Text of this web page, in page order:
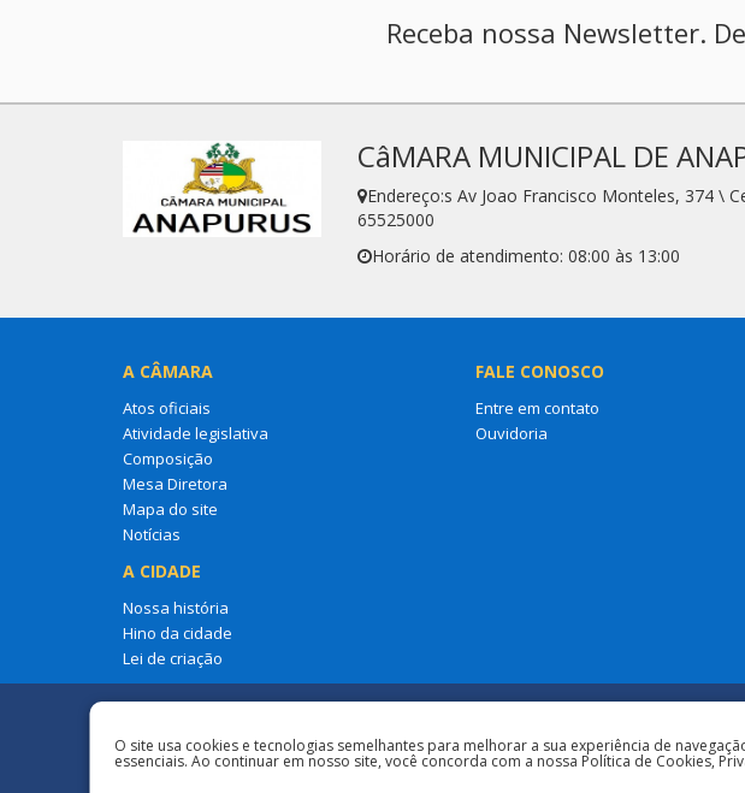
Receba nossa Newsletter.
CâMARA MUNICIPAL DE
Endereço:s Av Joao Francisco Monteles, 374 \
65525000
Horário de atendimento: 08:00 às 13:00
A CÂMARA
Atos oficiais
Atividade legislativa
Composição
Mesa Diretora
Mapa do site
Notícias
A CIDADE
Nossa história
Hino da cidade
Lei de criação
FALE CONOSCO
Entre em contato
Ouvidoria
Redes Sociais
O site usa cookies e tecnologias semelhantes para melhorar a sua experiência de
essenciais. Ao continuar em nosso site, você concorda com a nossa Política de Cookies,